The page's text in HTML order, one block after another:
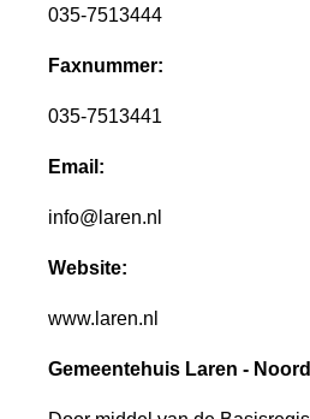
035-7513444
Faxnummer:
035-7513441
Email:
info@laren.nl
Website:
www.laren.nl
Gemeentehuis Laren -